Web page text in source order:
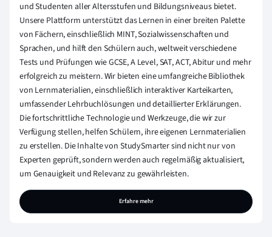
und Studenten aller Altersstufen und Bildungsniveaus bietet.
Unsere Plattform unterstützt das Lernen in einer breiten Palette
von Fächern, einschließlich MINT, Sozialwissenschaften und
Sprachen, und hilft den Schülern auch, weltweit verschiedene
Tests und Prüfungen wie GCSE, A Level, SAT, ACT, Abitur und mehr
erfolgreich zu meistern. Wir bieten eine umfangreiche Bibliothek
von Lernmaterialien, einschließlich interaktiver Karteikarten,
umfassender Lehrbuchlösungen und detaillierter Erklärungen.
Die fortschrittliche Technologie und Werkzeuge, die wir zur
Verfügung stellen, helfen Schülern, ihre eigenen Lernmaterialien
zu erstellen. Die Inhalte von StudySmarter sind nicht nur von
Experten geprüft, sondern werden auch regelmäßig aktualisiert,
um Genauigkeit und Relevanz zu gewährleisten.
Erfahre mehr